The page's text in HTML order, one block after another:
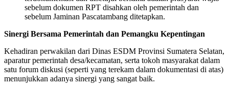
sebelum dokumen RPT disahkan oleh pemerintah dan
sebelum Jaminan Pascatambang ditetapkan.
Sinergi Bersama Pemerintah dan Pemangku Kepentingan
Kehadiran perwakilan dari Dinas ESDM Provinsi Sumatera Selatan,
aparatur pemerintah desa/kecamatan, serta tokoh masyarakat dalam
satu forum diskusi (seperti yang terekam dalam dokumentasi di atas)
menunjukkan adanya sinergi yang sangat baik.